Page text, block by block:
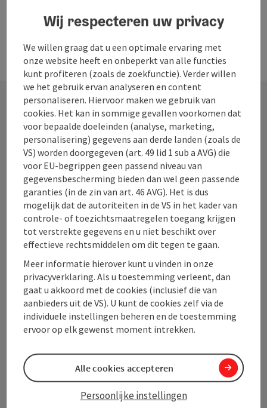
Contact
Toerisme Oberösterreich
Freistädter Straße 119
4041 Linz
info@oberoesterreich.nl
Contactformulier
Wij respecteren uw privacy
We willen graag dat u een optimale ervaring met
onze website heeft en onbeperkt van alle functies
kunt profiteren (zoals de zoekfunctie). Verder willen
we het gebruik ervan analyseren en content
personaliseren. Hiervoor maken we gebruik van
cookies. Het kan in sommige gevallen voorkomen dat
voor bepaalde doeleinden (analyse, marketing,
personalisering) gegevens aan derde landen (zoals de
VS) worden doorgegeven (art. 49 lid 1 sub a AVG) die
voor EU-begrippen geen passend niveau van
gegevensbescherming bieden dan wel geen passende
garanties (in de zin van art. 46 AVG). Het is dus
mogelijk dat de autoriteiten in de VS in het kader van
controle- of toezichtsmaatregelen toegang krijgen
tot verstrekte gegevens en u niet beschikt over
effectieve rechtsmiddelen om dit tegen te gaan.
Meer informatie hierover kunt u vinden in onze
privacyverklaring. Als u toestemming verleent, dan
gaat u akkoord met de cookies (inclusief die van
aanbieders uit de VS). U kunt de cookies zelf via de
individuele instellingen beheren en de toestemming
ervoor op elk gewenst moment intrekken.
Persoonlijke instellingen
Alle cookies accepteren